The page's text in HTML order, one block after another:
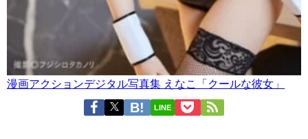
漫画アクションデジタル写真集 えなこ「クールな彼女」
LINE